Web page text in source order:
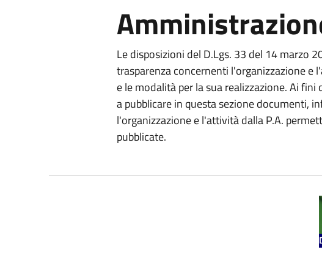
Le disposizioni del D.Lgs. 33 del 14 marzo
trasparenza concernenti l'organizzazione
e le modalità per la sua realizzazione. Ai
a pubblicare in questa sezione documenti,
l'organizzazione e l'attività dalla P.A.
pubblicate.